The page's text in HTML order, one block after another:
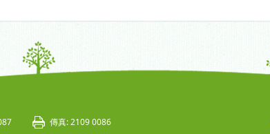
傳真: 2109 0086